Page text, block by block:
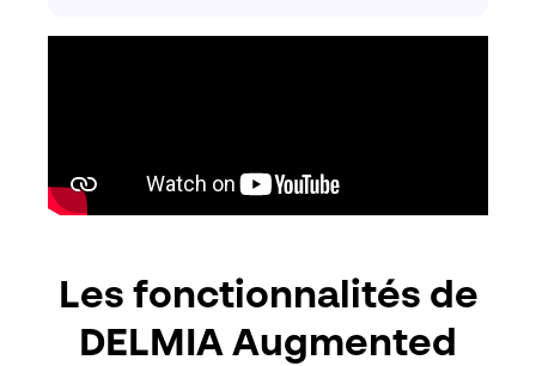
Les fonctionnalités de
DELMIA Augmented